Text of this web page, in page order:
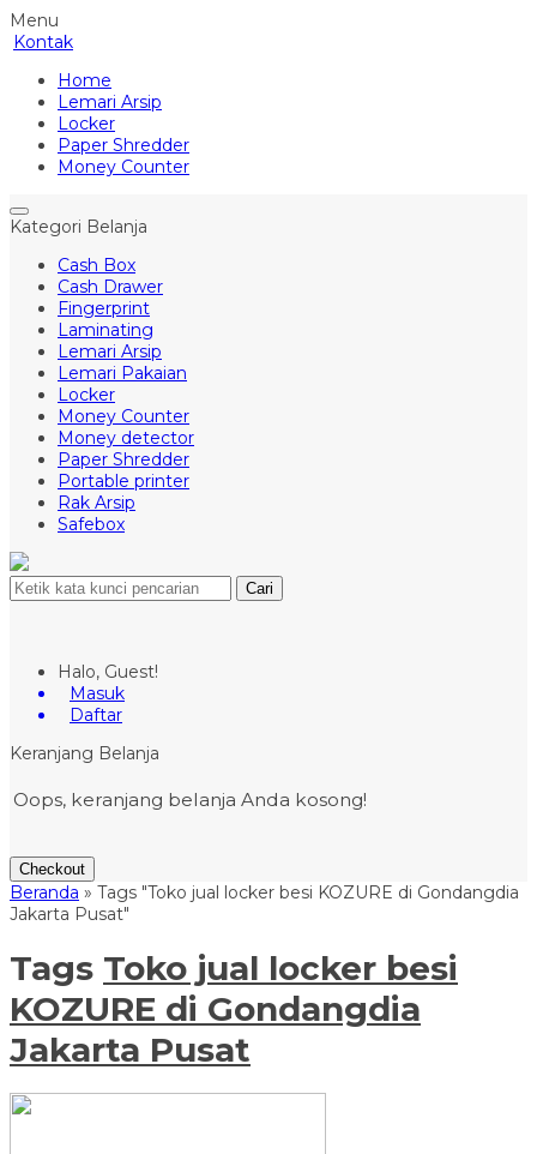
Menu
Kontak
Home
Lemari Arsip
Locker
Paper Shredder
Money Counter
Kategori Belanja
Cash Box
Cash Drawer
Fingerprint
Laminating
Lemari Arsip
Lemari Pakaian
Locker
Money Counter
Money detector
Paper Shredder
Portable printer
Rak Arsip
Safebox
Cari
Halo, Guest!
Masuk
Daftar
Keranjang Belanja
Oops, keranjang belanja Anda kosong!
Checkout
Beranda » Tags "Toko jual locker besi KOZURE di Gondangdia
Jakarta Pusat"
Tags Toko jual locker besi
KOZURE di Gondangdia
Jakarta Pusat